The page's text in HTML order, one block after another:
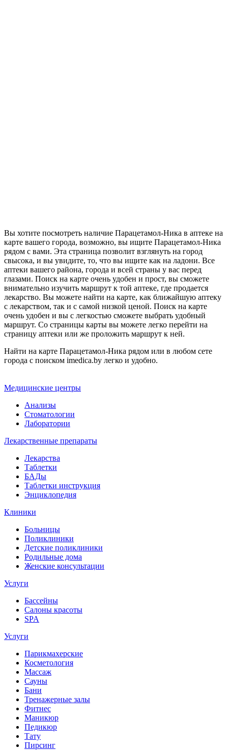
Вы хотите посмотреть наличие Парацетамол-Ника в аптеке на
карте вашего города, возможно, вы ищите Парацетамол-Ника
рядом с вами. Эта страница позволит взглянуть на город
свысока, и вы увидите, то, что вы ищите как на ладони. Все
аптеки вашего района, города и всей страны у вас перед
глазами. Поиск на карте очень удобен и прост, вы сможете
внимательно изучить маршрут к той аптеке, где продается
лекарство. Вы можете найти на карте, как ближайшую аптеку
с лекарством, так и с самой низкой ценой. Поиск на карте
очень удобен и вы с легкостью сможете выбрать удобный
маршрут. Со страницы карты вы можете легко перейти на
страницу аптеки или же проложить маршрут к ней.
Найти на карте Парацетамол-Ника рядом или в любом сете
города с поиском imedica.by легко и удобно.
Медицинские центры
Анализы
Стоматологии
Лаборатории
Лекарственные препараты
Лекарства
Таблетки
БАДы
Таблетки инструкция
Энциклопедия
Клиники
Больницы
Поликлиники
Детские поликлиники
Родильные дома
Женские консультации
Услуги
Бассейны
Салоны красоты
SPA
Услуги
Парикмахерские
Косметология
Массаж
Сауны
Бани
Тренажерные залы
Фитнес
Маникюр
Педикюр
Тату
Пирсинг